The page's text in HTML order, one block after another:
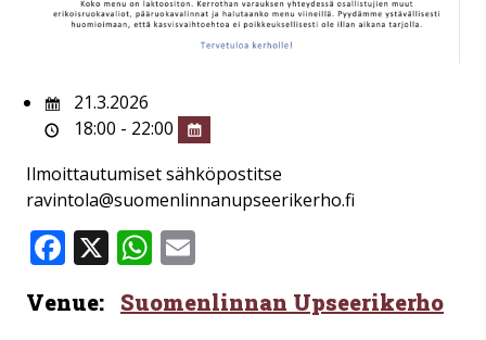
21.3.2026
18:00 - 22:00
Ilmoittautumiset sähköpostitse
ravintola@suomenlinnanupseerikerho.fi
Facebook
X WhatsApp
Venue: Suomenlinnan Upseerikerho